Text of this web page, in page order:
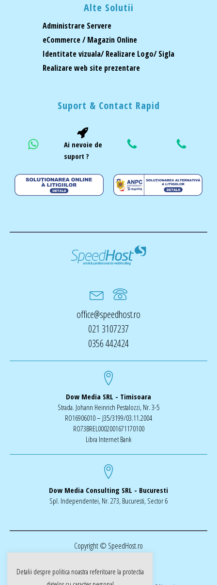
Alte Solutii
Administrare Servere
eCommerce / Magazin Online
Identitate vizuala/ Realizare Logo/ Sigla
Realizare web site prezentare
Suport & Contact Rapid
Ai nevoie de
suport ?
office@speedhost.ro
021 3107237
0356 442424
Dow Media SRL - Timisoara
Strada. Johann Heinrich Pestalozzi, Nr. 3-5
RO16906010 – J35/3199/03.11.2004
RO73BREL0002001671170100
Libra Internet Bank
Dow Media Consulting SRL - Bucuresti
Spl. Independentei, Nr. 273, Bucuresti, Sector 6
Copyright © SpeedHost.ro
Detalii despre politica noastra referitoare la protectia